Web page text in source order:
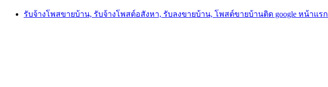
Skip
รับจ้างโพสขายบ้าน, รับจ้างโพสต์อสังหา, รับลงขายบ้าน, โพสต์ขายบ้านติด google หน้าแรก